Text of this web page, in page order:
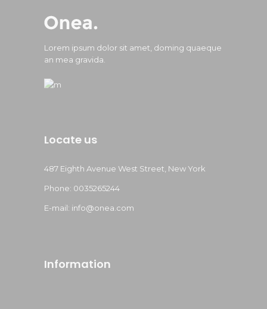
Lorem ipsum dolor sit amet, doming quaeque
an mea gravida.
Locate us
487 Eighth Avenue West Street, New York
Phone: 0035265244
E-mail: info@onea.com
Information